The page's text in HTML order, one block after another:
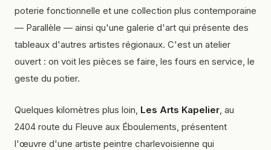
poterie fonctionnelle et une collection plus contemporaine
— Parallèle — ainsi qu'une galerie d'art qui présente des
tableaux d'autres artistes régionaux. C'est un atelier
ouvert : on voit les pièces se faire, les fours en service, le
geste du potier.
Quelques kilomètres plus loin, Les Arts Kapelier, au
2404 route du Fleuve aux Éboulements, présentent
l'œuvre d'une artiste peintre charlevoisienne qui